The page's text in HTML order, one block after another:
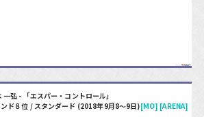
一弘 - 「エスパー・コントロール」
ド８位 / スタンダード (2018年9月8〜9日)[MO] [ARENA]